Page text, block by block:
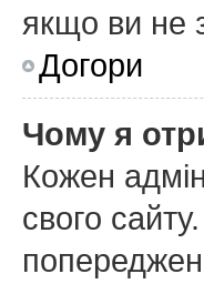
якщо ви не
Догори
Чому я
Кожен
свого